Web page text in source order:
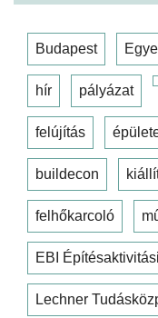
Budapest
hír pályázat
felújítás
buildecon
felhőkarcoló
EBI
Lechner